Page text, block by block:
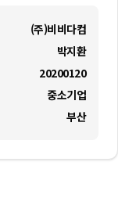
(주)비비다컴
박지환
20200120
중소기업
부산